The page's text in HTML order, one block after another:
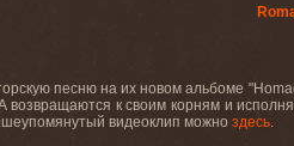
песню на их новом альбоме
возвращаются к своим корням и
видеоклип можно здесь.